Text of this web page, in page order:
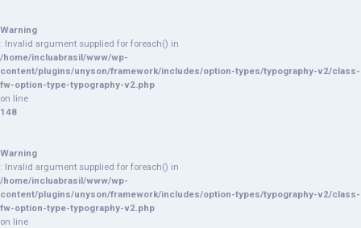
Warning
: Invalid argument supplied for foreach() in
/home/incluabrasil/www/wp-
content/plugins/unyson/framework/includes/option-types/typography-v2/class-
fw-option-type-typography-v2.php
on line
148
Warning
: Invalid argument supplied for foreach() in
/home/incluabrasil/www/wp-
content/plugins/unyson/framework/includes/option-types/typography-v2/class-
fw-option-type-typography-v2.php
on line